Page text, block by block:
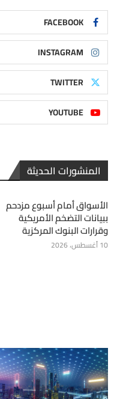
FACEBOOK
INSTAGRAM
TWITTER
YOUTUBE
المنشورات الحديثة
الأسواق أمام أسبوع مزدحم
ببيانات التضخم الأمريكية
وقرارات البنوك المركزية
10 أغسطس، 2026